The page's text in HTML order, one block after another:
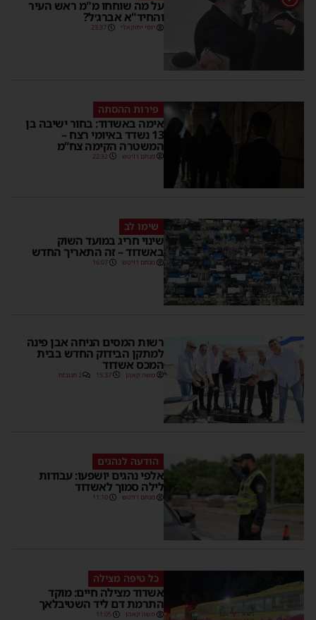
על מה שוחחו מ"מ ראש העיר
והחיד"א אברג׳ל?
יוסי יחזקאלי 23:37
פירות ההסתה
אימה באשדוד: בחור ישיבה בן
13 נשדד באיומי רצח –
המשטרה הקימה צח”מ
מנחם דויטש 22:32
שימו לב
שינוי חריג במועד השוק
באשדוד – זה התאריך החדש
מנחם דויטש 16:07
רשות המסים הניחה אבן פינה
למתקן הבידוק החדש בבית
המכס אשדוד
משה קאהן 15:37 2 תגובות
הודעה לנהגים
אלפי נהגים יושפעו: עבודות
לילה סמוך לאשדוד
מנחם דויטש 11:10
כל טיפה מצילה
אשדוד מצילה חיים: מוקד
התרמת דם ליד השטיבלאך
משה קאהן 11:05